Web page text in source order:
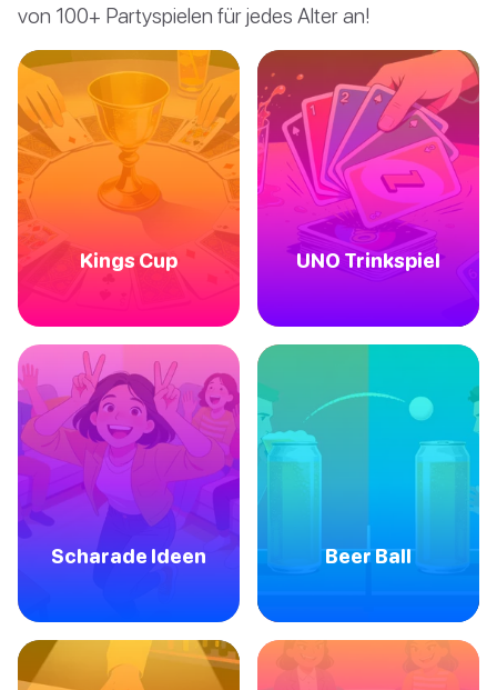
von 100+ Partyspielen für jedes Alter an!
Kings Cup UNO Trinkspiel
Scharade Ideen Beer Ball